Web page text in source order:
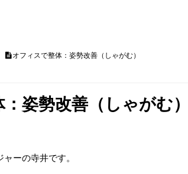
オフィスで整体：姿勢改善（しゃがむ）
姿勢改善（しゃがむ）
ーの寺井です。